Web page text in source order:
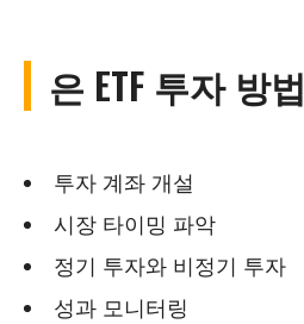
은 ETF 투자 방법
투자 계좌 개설
시장 타이밍 파악
정기 투자와 비정기 투자
성과 모니터링